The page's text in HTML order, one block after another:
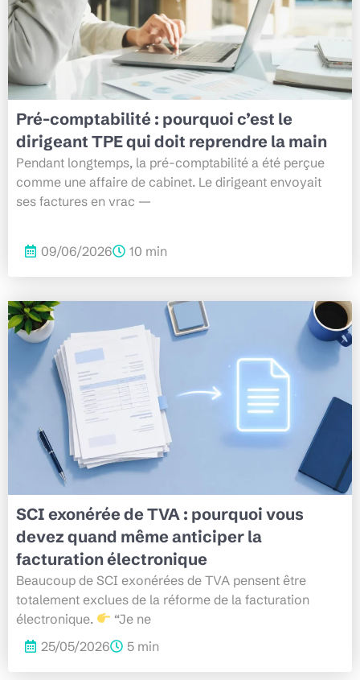
Pré-comptabilité : pourquoi c’est le
dirigeant TPE qui doit reprendre la main
Pendant longtemps, la pré-comptabilité a été perçue
comme une affaire de cabinet. Le dirigeant envoyait
ses factures en vrac —
09/06/2026 10 min
SCI exonérée de TVA : pourquoi vous
devez quand même anticiper la
facturation électronique
Beaucoup de SCI exonérées de TVA pensent être
totalement exclues de la réforme de la facturation
électronique.
“Je ne
25/05/2026
5 min